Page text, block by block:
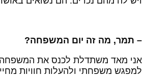
תמר, מה זה יום המשפחה?
מאד משתדלת לכנס את המשפחה
משפחתי ולהעלות חוויות מחיי